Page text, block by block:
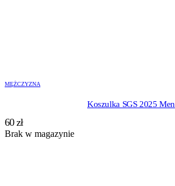
MĘŻCZYZNA
Koszulka SGS 2025 Men
60zł
Brak w magazynie